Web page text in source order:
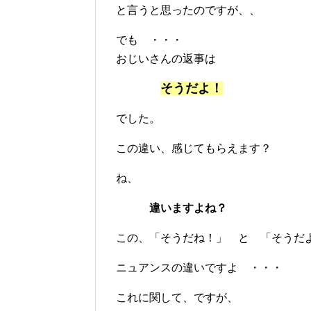
と言うと思ったのですが、、
でも ・・・
おじいさんの返事は
そうだよ！
でした。
この違い、感じてもらえます？
ね、
違いますよね？
この、「そうだね！」 と 「そうだ
ニュアンスの違いですよ ・・・
これに関して、ですが、